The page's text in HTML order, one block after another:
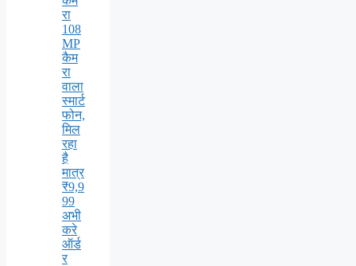
रा
108
MP
कैम
रा
वाला
स्मार्ट
फोन,
मिल
रहा
है
मात्र
₹9,9
99
अभी
करे
ऑर्ड
र